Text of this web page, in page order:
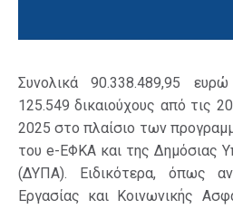
Συνολικά 90.338.489,95
125.549 δικαιούχους από τις
2025 στο πλαίσιο των
του e-ΕΦΚΑ και της Δημόσιας
(ΔΥΠΑ). Ειδικότερα, όπως
Εργασίας και Κοινωνικής